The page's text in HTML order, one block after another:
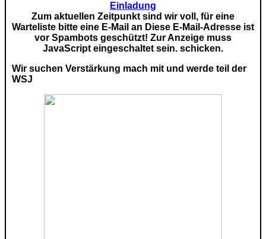
Einladung
Zum aktuellen Zeitpunkt sind wir voll, für eine
Warteliste bitte eine E-Mail an Diese E-Mail-Adresse ist
vor Spambots geschützt! Zur Anzeige muss
JavaScript eingeschaltet sein. schicken.
Wir suchen Verstärkung mach mit und werde teil der
WSJ